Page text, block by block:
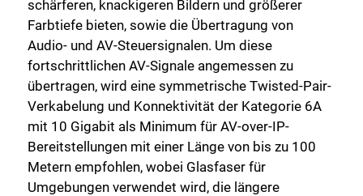
schärferen, knackigeren Bildern und größerer
Farbtiefe bieten, sowie die Übertragung von
Audio- und AV-Steuersignalen. Um diese
fortschrittlichen AV-Signale angemessen zu
übertragen, wird eine symmetrische Twisted-Pair-
Verkabelung und Konnektivität der Kategorie 6A
mit 10 Gigabit als Minimum für AV-over-IP-
Bereitstellungen mit einer Länge von bis zu 100
Metern empfohlen, wobei Glasfaser für
Umgebungen verwendet wird, die längere